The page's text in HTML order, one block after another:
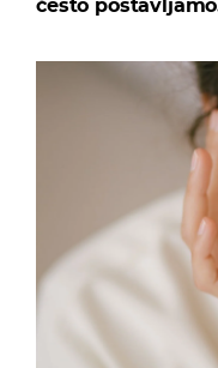
često